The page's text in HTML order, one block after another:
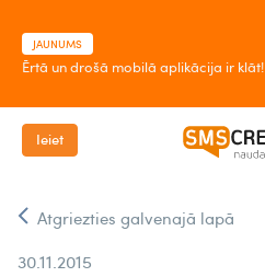
JAUNUMS
Ērtā un drošā mobilā aplikācija ir klāt!
Ieiet
Atgriezties galvenajā lapā
30.11.2015